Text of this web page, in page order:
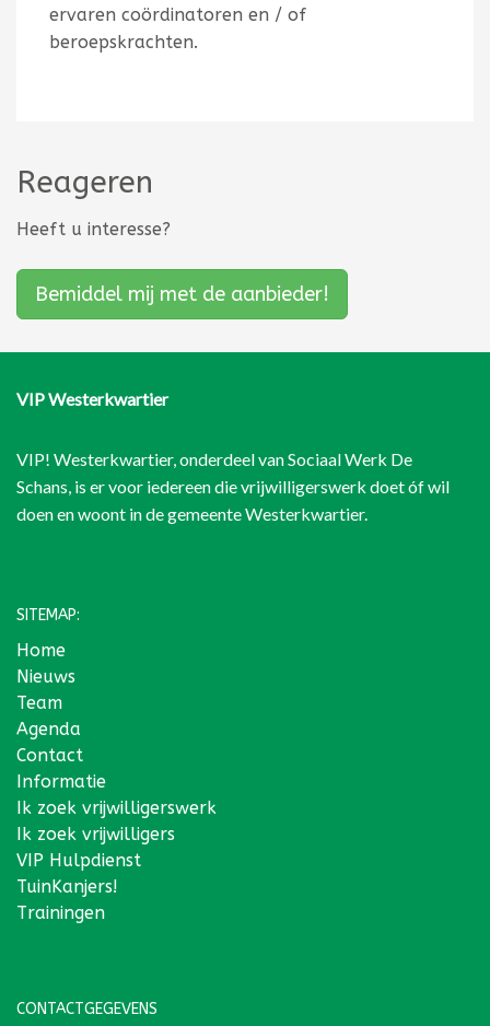
ervaren coördinatoren en / of
beroepskrachten.
Reageren
Heeft u interesse?
Bemiddel mij met de aanbieder!
VIP Westerkwartier
VIP! Westerkwartier, onderdeel vanSociaal Werk De
Schans, is er voor iedereen die vrijwilligerswerk doet óf wil
doen en woont in de gemeente Westerkwartier.
SITEMAP:
Home
Nieuws
Team
Agenda
Contact
Informatie
Ik zoek vrijwilligerswerk
Ik zoek vrijwilligers
VIP Hulpdienst
TuinKanjers!
Trainingen
CONTACTGEGEVENS